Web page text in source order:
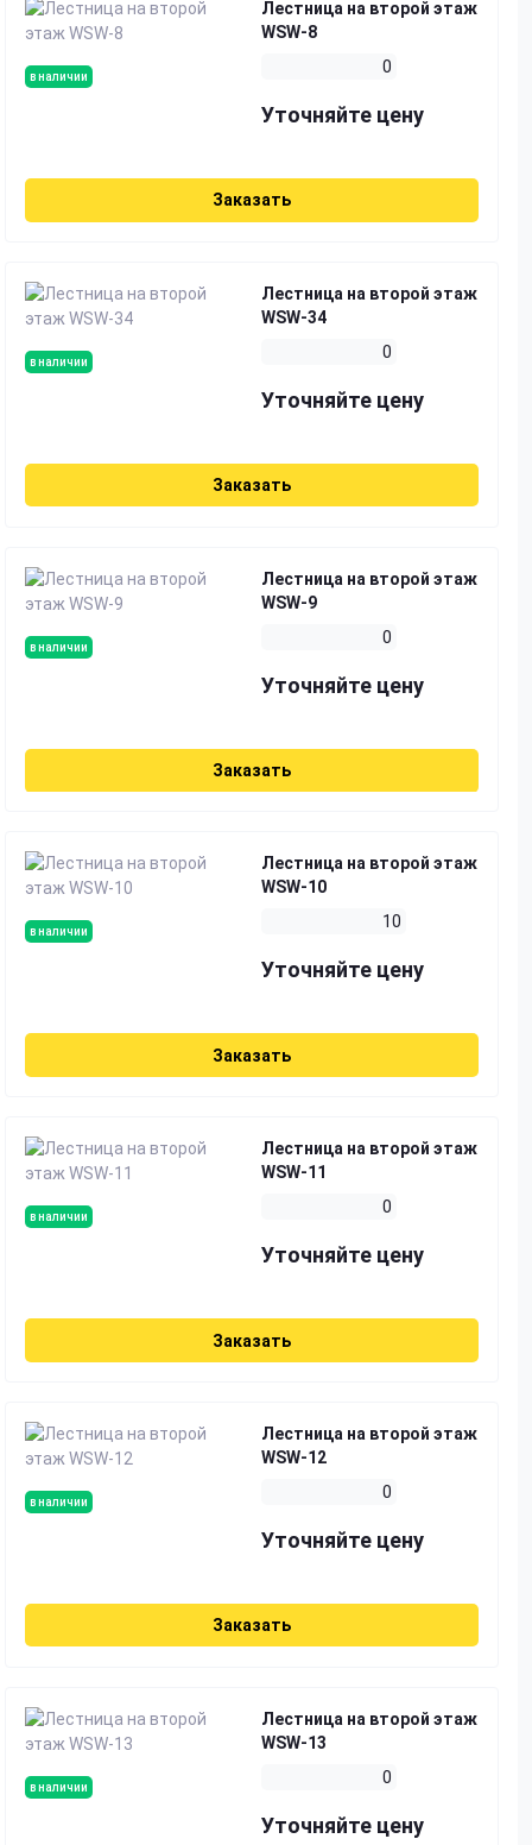
в наличии
Лестница на второй этаж
WSW-8
0
Уточняйте цену
Заказать
в наличии
Лестница на второй этаж
WSW-34
0
Уточняйте цену
Заказать
в наличии
Лестница на второй этаж
WSW-9
0
Уточняйте цену
Заказать
в наличии
Лестница на второй этаж
WSW-10
10
Уточняйте цену
Заказать
в наличии
Лестница на второй этаж
WSW-11
0
Уточняйте цену
Заказать
в наличии
Лестница на второй этаж
WSW-12
0
Уточняйте цену
Заказать
в наличии
Лестница на второй этаж
WSW-13
0
Уточняйте цену